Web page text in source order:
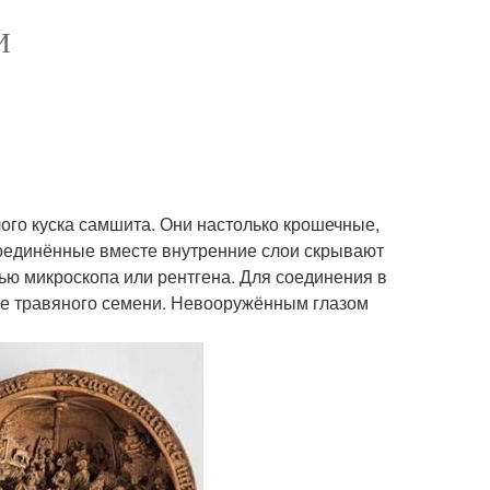
куска самшита. Они настолько крошечные,
вместе внутренние слои скрывают
микроскопа или рентгена. Для соединения в
травяного семени. Невооружённым глазом